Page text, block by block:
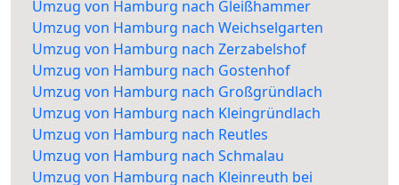
Umzug von Hamburg nach Gleißhammer
Umzug von Hamburg nach Weichselgarten
Umzug von Hamburg nach Zerzabelshof
Umzug von Hamburg nach Gostenhof
Umzug von Hamburg nach Großgründlach
Umzug von Hamburg nach Kleingründlach
Umzug von Hamburg nach Reutles
Umzug von Hamburg nach Schmalau
Umzug von Hamburg nach Kleinreuth bei